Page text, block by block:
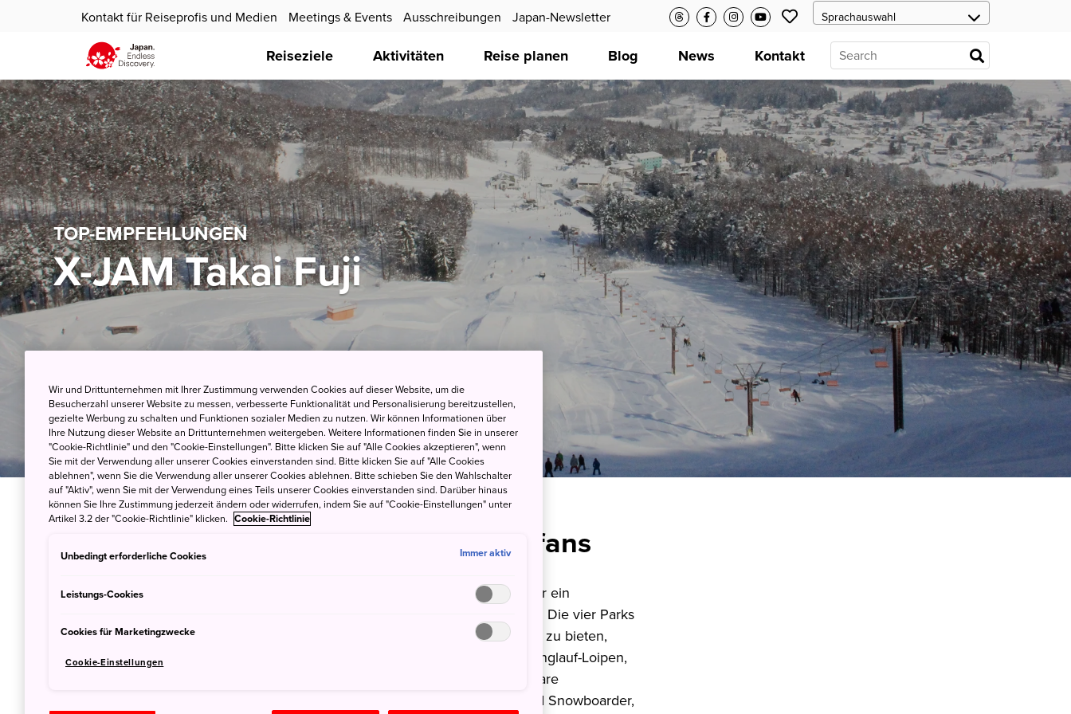
Kontakt für Reiseprofis und Medien Meetings & Events Ausschreibungen Japan-Newsletter
Reiseziele Aktivitäten Reise planen Blog News Kontakt
TOP-EMPFEHLUNGEN
X-JAM Takai Fuji
Ein Paradies für Wintersportfans
X-JAM Takai Fuji ist kein typisches Skigebiet – sondern eher ein
Geländepark, der zu einem Skigebiet umfunktioniert wurde. Die vier Parks
auf seiner Fläche haben insgesamt knapp 50 Einrichtungen zu bieten,
darunter zwei Halfpipes, Banked-Slalom-Pisten, kleine Skilanglauf-Loipen,
Baumabfahrten (unbeaufsichtigt) sowie nur zu Fuß erreichbare
Tiefschneezonen. Dies ist der perfekte Ort für Skifahrer und Snowboarder,
Wir und Drittunternehmen mit Ihrer Zustimmung verwenden Cookies auf dieser Website, um die
Besucherzahl unserer Website zu messen, verbesserte Funktionalität und Personalisierung bereitzustellen,
gezielte Werbung zu schalten und Funktionen sozialer Medien zu nutzen. Wir können Informationen über
Ihre Nutzung dieser Website an Drittunternehmen weitergeben. Weitere Informationen finden Sie in unserer
"Cookie-Richtlinie" und den "Cookie-Einstellungen". Bitte klicken Sie auf "Alle Cookies akzeptieren", wenn
Sie mit der Verwendung aller unserer Cookies einverstanden sind. Bitte klicken Sie auf "Alle Cookies
ablehnen", wenn Sie die Verwendung aller unserer Cookies ablehnen. Bitte schieben Sie den Wahlschalter
auf "Aktiv", wenn Sie mit der Verwendung eines Teils unserer Cookies einverstanden sind. Darüber hinaus
können Sie Ihre Zustimmung jederzeit ändern oder widerrufen, indem Sie auf "Cookie-Einstellungen" unter
Artikel 3.2 der "Cookie-Richtlinie" klicken. Cookie-Richtlinie
Unbedingt erforderliche Cookies Immer aktiv
Leistungs-Cookies
Cookies für Marketingzwecke
Cookie-Einstellungen